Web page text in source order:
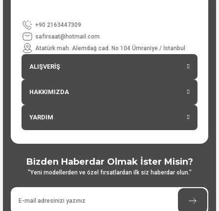
+90 2163447309
safirsaat@hotmail.com
Atatürk mah. Alemdağ cad. No 104 Ümraniye / İstanbul
ALIŞVERİŞ
HAKKIMIZDA
YARDIM
Bizden Haberdar Olmak İster Misin?
"Yeni modellerden ve özel fırsatlardan ilk siz haberdar olun."